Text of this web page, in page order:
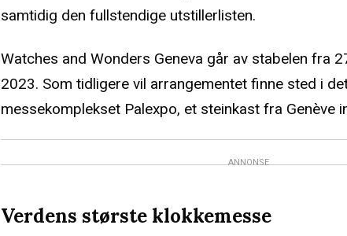
samtidig den fullstendige utstillerlisten.
Watches and Wonders Geneva går av stabelen fra
2023. Som tidligere vil arrangementet finne sted i
messekomplekset Palexpo, et steinkast fra Genève
ANNONSE
Verdens største klokkemesse